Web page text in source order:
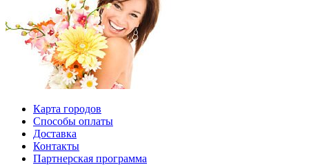
Карта городов
Способы оплаты
Доставка
Контакты
Партнерская программа